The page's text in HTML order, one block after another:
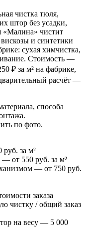
чистка тюля,
штор без усадки,
«Малина» чистит
и синтетики
сухая химчистка,
Стоимость —
₽ за м² на фабрике,
расчёт —
способа
по фото.
за м²
от 550 руб. за м²
— от 750 руб.
заказа
чистку / общий заказ
на весу — 5 000